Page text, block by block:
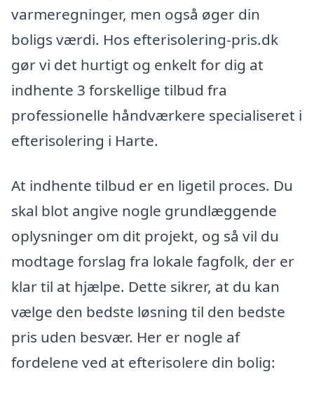
varmeregninger, men også øger din
boligs værdi. Hos efterisolering-pris.dk
gør vi det hurtigt og enkelt for dig at
indhente 3 forskellige tilbud fra
professionelle håndværkere specialiseret i
efterisolering i Harte.
At indhente tilbud er en ligetil proces. Du
skal blot angive nogle grundlæggende
oplysninger om dit projekt, og så vil du
modtage forslag fra lokale fagfolk, der er
klar til at hjælpe. Dette sikrer, at du kan
vælge den bedste løsning til den bedste
pris uden besvær. Her er nogle af
fordelene ved at efterisolere din bolig: